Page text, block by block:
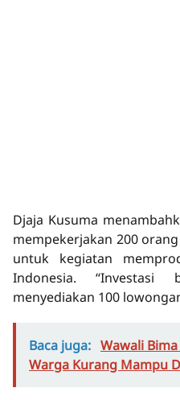
Djaja Kusuma
mempekerjakan 200
untuk kegiatan
Indonesia. “Investasi
menyediakan 100
Baca juga: Wawali
Warga Kurang Mampu